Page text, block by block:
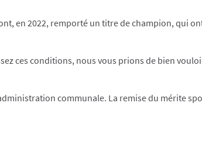
en 2022, remporté un titre de champion, qui
ces conditions, nous vous prions de bien
communale. La remise du mérite